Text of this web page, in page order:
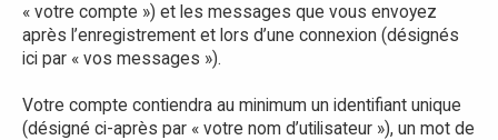
« votre compte ») et les messages que vous envoyez
après l’enregistrement et lors d’une connexion (désignés
ici par « vos messages »).
Votre compte contiendra au minimum un identifiant unique
(désigné ci-après par « votre nom d’utilisateur »), un mot de